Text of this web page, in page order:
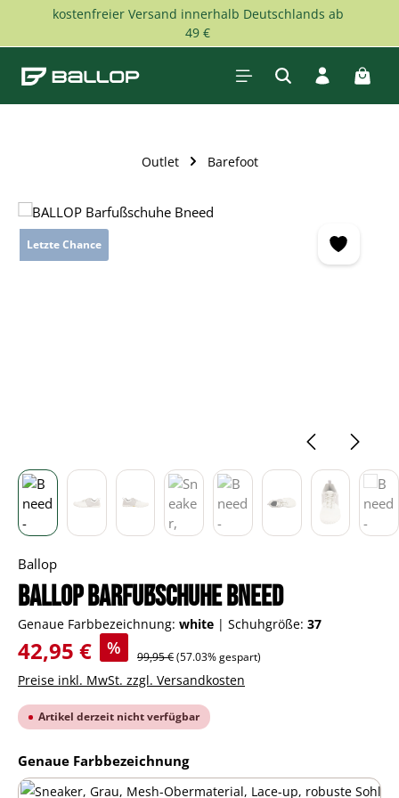
Zum Hauptinhalt springen
kostenfreier Versand innerhalb Deutschlands ab
49 €
Outlet Barefoot
Bildergalerie überspringen
Letzte Chance
Ballop
BALLOP Barfußschuhe Bneed
Genaue Farbbezeichnung: white | Schuhgröße: 37
Verkaufspreis:
42,95 € % Regulärer Preis:
99,95 €(57.03% gespart)
Preise inkl. MwSt. zzgl. Versandkosten
Artikel derzeit nicht verfügbar
Genaue Farbbezeichnungauswählen